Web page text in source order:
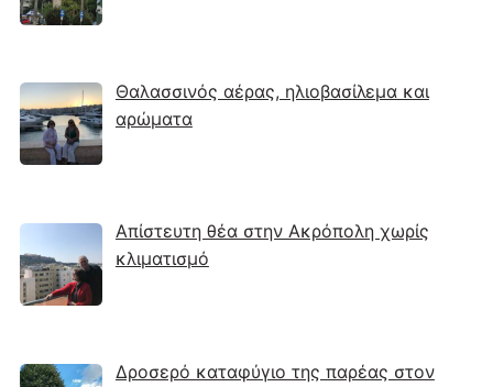
Θαλασσινός αέρας, ηλιοβασίλεμα και
αρώματα
Απίστευτη θέα στην Ακρόπολη χωρίς
κλιματισμό
Δροσερό καταφύγιο της παρέας στον